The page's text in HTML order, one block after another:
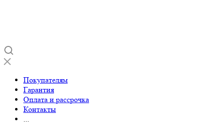
Покупателям
Гарантия
Оплата и рассрочка
Контакты
...